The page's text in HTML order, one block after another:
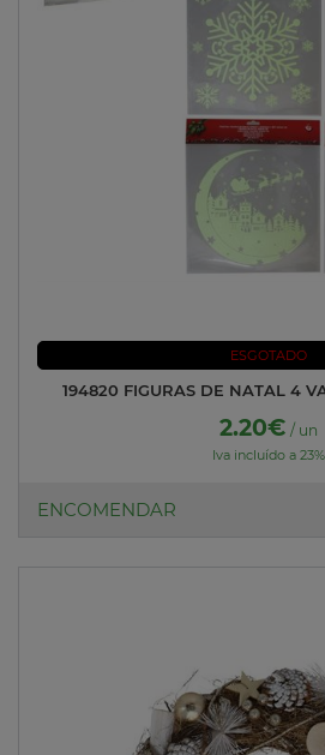
ESGOTADO
194820 FIGURAS DE NATAL 4
2.20€ / un
Iva incluído a 23%
ENCOMENDAR